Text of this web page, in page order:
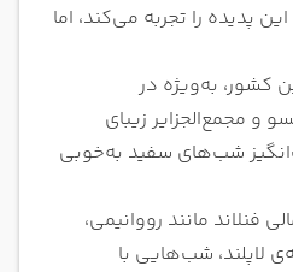
پدیده را تجربه می‌کند، اما
کشور، به‌ویژه در
مجمع‌الجزایر زیبای
شب‌های سفید به‌خوبی
فنلاند مانند رووانیمی،
لاپلند، شب‌هایی با